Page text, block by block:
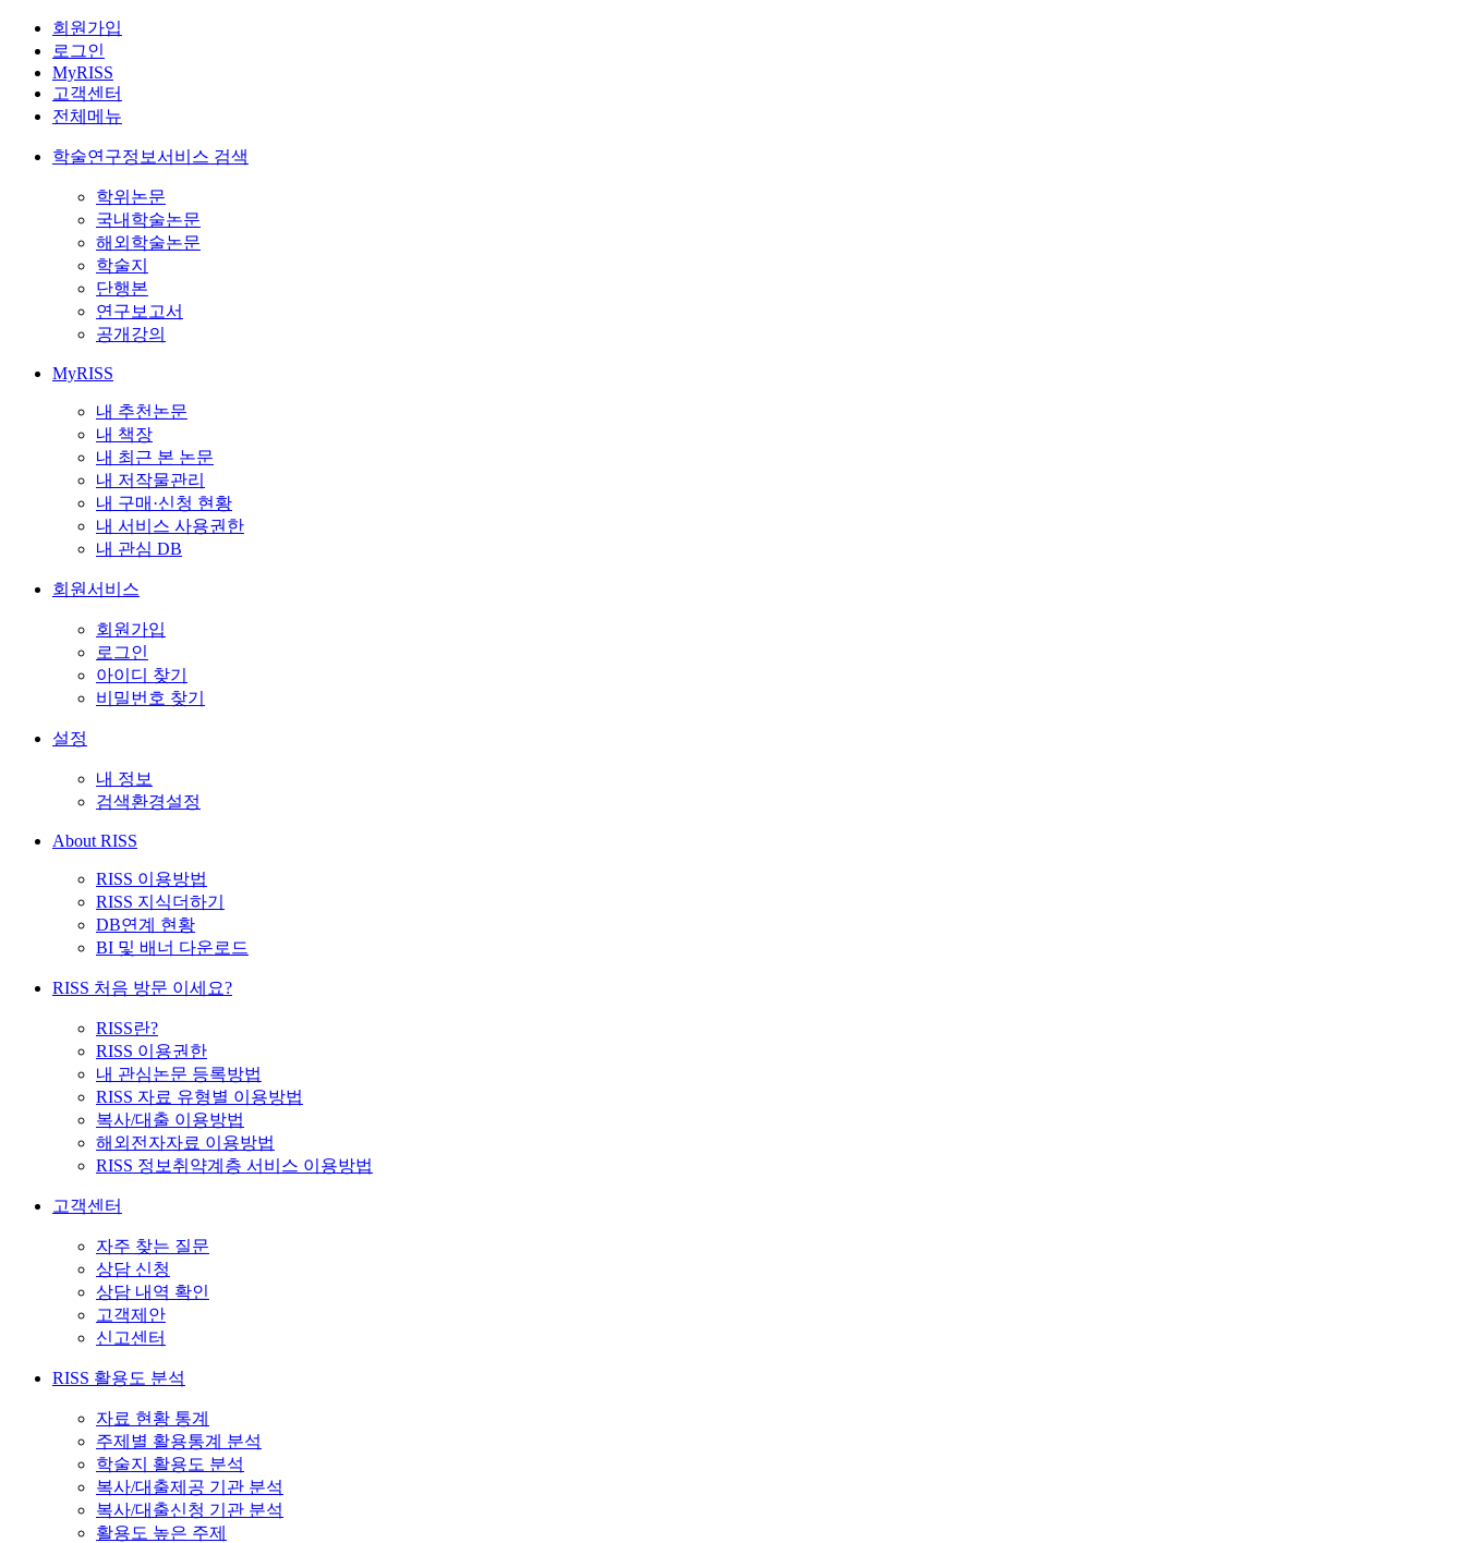
회원가입
로그인
MyRISS
고객센터
전체메뉴
학술연구정보서비스 검색
학위논문
국내학술논문
해외학술논문
학술지
단행본
연구보고서
공개강의
MyRISS
내 추천논문
내 책장
내 최근 본 논문
내 저작물관리
내 구매·신청 현황
내 서비스 사용권한
내 관심 DB
회원서비스
회원가입
로그인
아이디 찾기
비밀번호 찾기
설정
내 정보
검색환경설정
About RISS
RISS 이용방법
RISS 지식더하기
DB연계 현황
BI 및 배너 다운로드
RISS 처음 방문 이세요?
RISS란?
RISS 이용권한
내 관심논문 등록방법
RISS 자료 유형별 이용방법
복사/대출 이용방법
해외전자자료 이용방법
RISS 정보취약계층 서비스 이용방법
고객센터
자주 찾는 질문
상담 신청
상담 내역 확인
고객제안
신고센터
RISS 활용도 분석
자료 현황 통계
주제별 활용통계 분석
학술지 활용도 분석
복사/대출제공 기관 분석
복사/대출신청 기관 분석
활용도 높은 주제